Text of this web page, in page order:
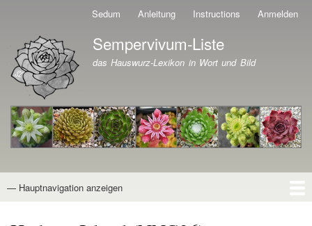
Direkt
zum
Inhalt
Sedum Anleitung Instructions Anmelden
Branding der Website
Sempervivum-Liste
das Hauswurz-Lexikon in Wort und Bild
Hauptnavigation
— Hauptnavigation anzeigen